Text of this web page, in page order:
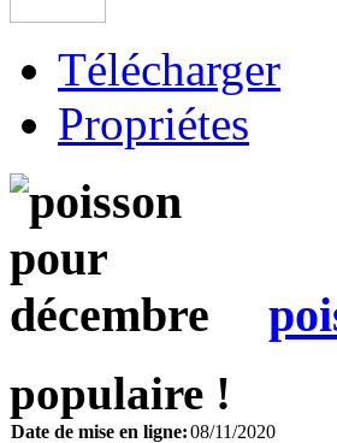
Télécharger
Propriétes
populaire !
Date de mise en ligne:08/11/2020